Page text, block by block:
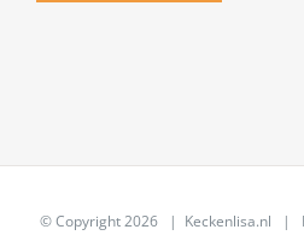
© Copyright2026 | Keckenlisa.nl |